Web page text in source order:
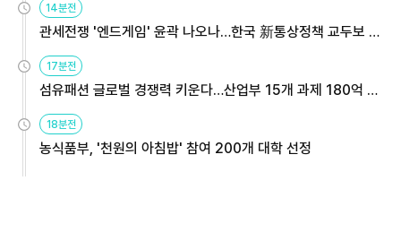
14분전
관세전쟁 '엔드게임' 윤곽 나오나…한국 新통상정책 교두보 활
용해야
17분전
섬유패션 글로벌 경쟁력 키운다…산업부 15개 과제 180억 지
원
18분전
농식품부, '천원의 아침밥' 참여 200개 대학 선정